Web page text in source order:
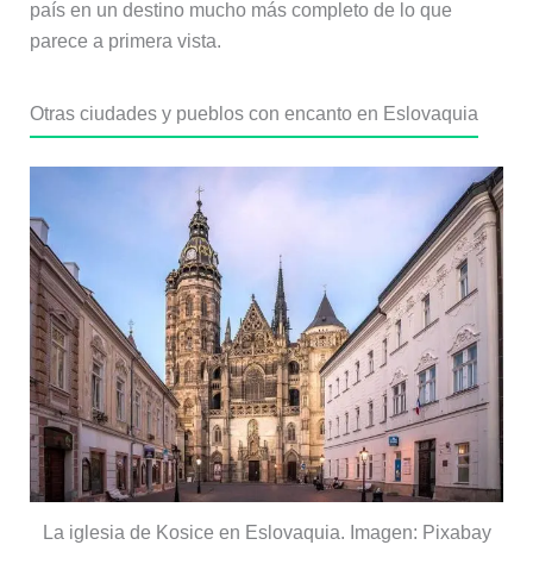
país en un destino mucho más completo de lo que
parece a primera vista.
Otras ciudades y pueblos con encanto en Eslovaquia
La iglesia de Kosice en Eslovaquia. Imagen: Pixabay